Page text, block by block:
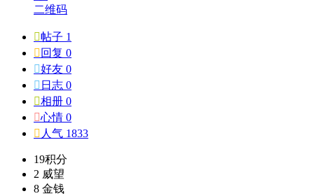
二维码
帖子 1
 回复 0
好友 0
 日志 0
相册 0
心情 0
 人气 1833
19积分
2 威望
8 金钱